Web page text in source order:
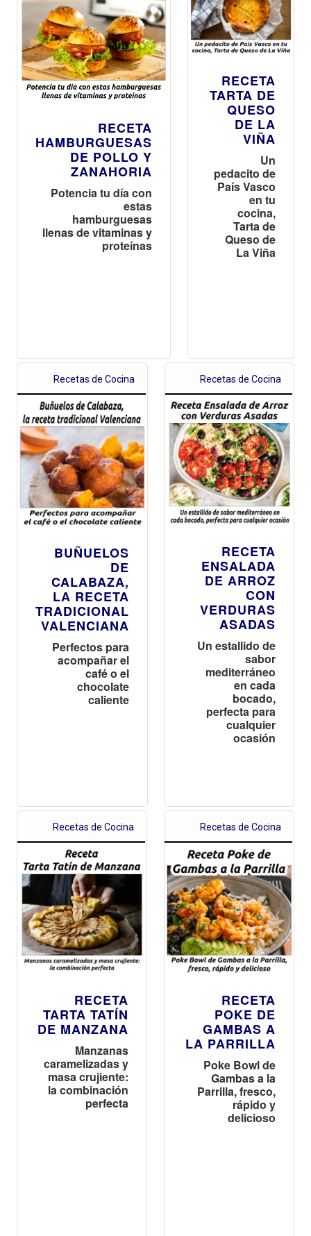
RECETA
HAMBURGUESAS
DE POLLO Y
ZANAHORIA
Potencia tu día con
estas
hamburguesas
llenas de vitaminas y
proteínas
RECETA
TARTA DE
QUESO
DE LA
VIÑA
Un
pedacito de
País Vasco
en tu
cocina,
Tarta de
Queso de
La Viña
Recetas de Cocina
BUÑUELOS
DE
CALABAZA,
LA RECETA
TRADICIONAL
VALENCIANA
Perfectos para
acompañar el
café o el
chocolate
caliente
Recetas de Cocina
RECETA
ENSALADA
DE ARROZ
CON
VERDURAS
ASADAS
Un estallido de
sabor
mediterráneo
en cada
bocado,
perfecta para
cualquier
ocasión
Recetas de Cocina
RECETA
TARTA TATÍN
DE MANZANA
Manzanas
caramelizadas y
masa crujiente:
la combinación
perfecta
Recetas de Cocina
RECETA
POKE DE
GAMBAS A
LA PARRILLA
Poke Bowl de
Gambas a la
Parrilla, fresco,
rápido y
delicioso